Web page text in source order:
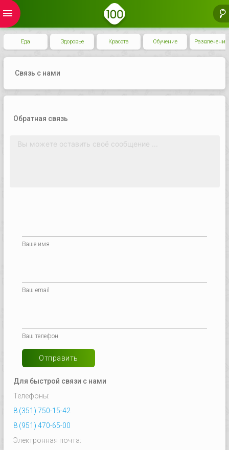
menu
Еда Здоровье Красота Обучение Развлечения
Связь с нами
Обратная связь
Ваше имя
Ваш email
Ваш телефон
Отправить
Для быстрой связи с нами
Телефоны:
8 (351) 750-15-42
8 (951) 470-65-00
Электронная почта: